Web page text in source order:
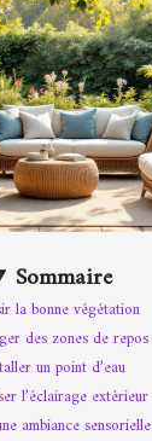
Sommaire
la bonne végétation
des zones de repos
un point d’eau
l’éclairage extérieur
ambiance sensorielle